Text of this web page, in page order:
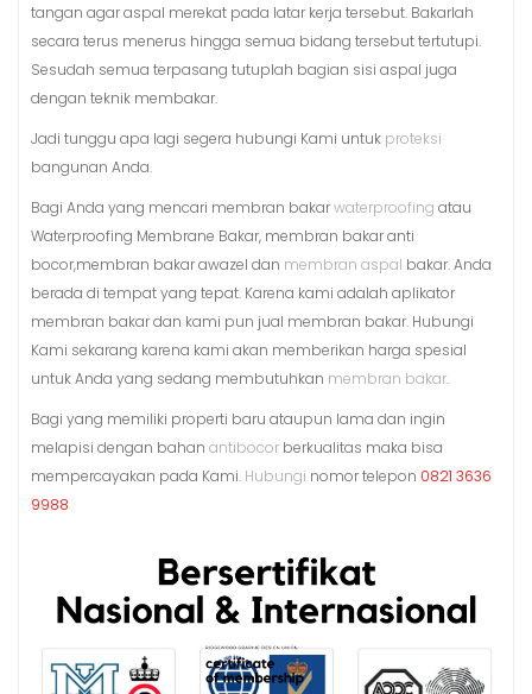
tangan agar aspal merekat pada latar kerja tersebut. Bakarlah
secara terus menerus hingga semua bidang tersebut tertutupi.
Sesudah semua terpasang tutuplah bagian sisi aspal juga
dengan teknik membakar.
Jadi tunggu apa lagi segera hubungi Kami untuk proteksi
bangunan Anda.
Bagi Anda yang mencari membran bakarwaterproofing atau
Waterproofing Membrane Bakar, membran bakar anti
bocor,membran bakar awazel dan membran aspal bakar. Anda
berada di tempat yang tepat. Karena kami adalah aplikator
membran bakar dan kami pun jual membran bakar. Hubungi
Kami sekarang karena kami akan memberikan harga spesial
untuk Anda yang sedang membutuhkan membran bakar.
Bagi yang memiliki properti baru ataupun lama dan ingin
melapisi dengan bahan antibocor berkualitas maka bisa
mempercayakan pada Kami. Hubungi nomor telepon 0821 3636
9988